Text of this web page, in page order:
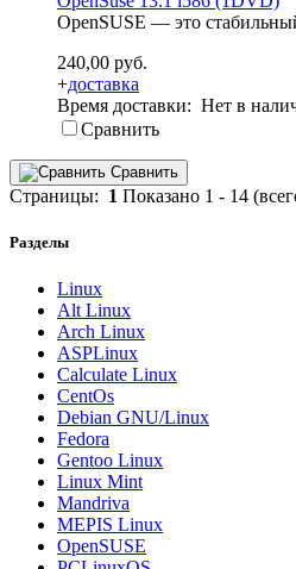
OpenSUSE — это
240,00 руб.
+доставка
Время доставки: Нет в
Сравнить
Сравнить
Страницы: 1 Показано 1 - 14
Разделы
Linux
Alt Linux
Arch Linux
ASPLinux
Calculate Linux
CentOs
Debian GNU/Linux
Fedora
Gentoo Linux
Linux Mint
Mandriva
MEPIS Linux
OpenSUSE